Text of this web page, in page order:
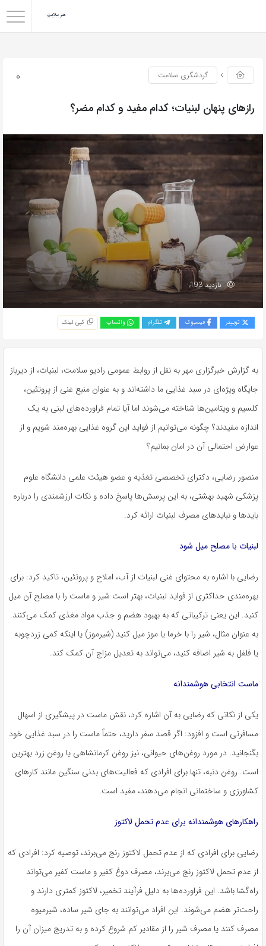
0 گردشگری سلامت
رازهای پنهان لبنیات؛ کدام مفید و کدام مضر؟
بازدید 193
توییتر فیسبوک تلگرام واتساپ کپی لینک
به گزارش خبرگزاری مهر به نقل از روابط عمومی رادیو سلامت، لبنیات، از دیرباز
جایگاه ویژه‌ای در سبد غذایی ما داشته‌اند و به عنوان منبع غنی از پروتئین،
کلسیم و ویتامین‌ها شناخته می‌شوند اما آیا تمام فراورده‌های لبنی به یک
اندازه مفیدند؟ چگونه می‌توانیم از فواید این گروه غذایی بهره‌مند شویم و از
عوارض احتمالی آن در امان بمانیم؟
منصور رضایی، دکترای تخصصی تغذیه و عضو هیئت علمی دانشگاه علوم
پزشکی شهید بهشتی، به این پرسش‌ها پاسخ داده و نکات ارزشمندی را درباره
بایدها و نبایدهای مصرف لبنیات ارائه کرد.
لبنیات با مصلح میل شود
رضایی با اشاره به محتوای غنی لبنیات از آب، املاح و پروتئین، تاکید کرد: برای
بهره‌مندی حداکثری از فواید لبنیات، بهتر است شیر و ماست را با مصلح آن میل
کنید. این یعنی ترکیباتی که به بهبود هضم و جذب مواد مغذی کمک می‌کنند.
به عنوان مثال، شیر را با خرما یا موز میل کنید (شیرموز) یا اینکه کمی زردچوبه
یا فلفل به شیر اضافه کنید، می‌تواند به تعدیل مزاج آن کمک کند.
ماست انتخابی هوشمندانه
یکی از نکاتی که رضایی به آن اشاره کرد، نقش ماست در پیشگیری از اسهال
مسافرتی است و افزود: اگر قصد سفر دارید، حتماً ماست را در سبد غذایی خود
بگنجانید. در مورد روغن‌های حیوانی، نیز روغن کرمانشاهی یا روغن زرد بهترین
است. روغن دنبه، تنها برای افرادی که فعالیت‌های بدنی سنگین مانند کارهای
کشاورزی و ساختمانی انجام می‌دهند، مفید است.
راهکارهای هوشمندانه برای عدم تحمل لاکتوز
رضایی برای افرادی که از عدم تحمل لاکتوز رنج می‌برند، توصیه کرد: افرادی که
از عدم تحمل لاکتوز رنج می‌برند، مصرف دوغ کفیر و ماست کفیر می‌تواند
راه‌گشا باشد. این فراورده‌ها به دلیل فرآیند تخمیر، لاکتوز کمتری دارند و
راحت‌تر هضم می‌شوند. این افراد می‌توانند به جای شیر ساده، شیرمیوه
مصرف کنند یا مصرف شیر را از مقادیر کم شروع کرده و به تدریج میزان آن را